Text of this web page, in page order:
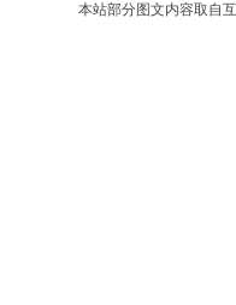
本站部分图文内容取自